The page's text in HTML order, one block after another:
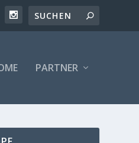
PARTNER